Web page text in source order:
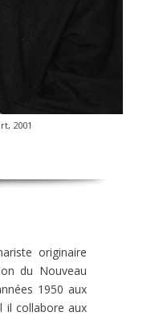
2001
originaire
du Nouveau
1950 aux
il collabore aux